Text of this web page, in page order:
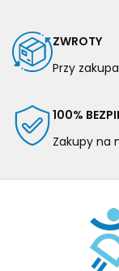
ZWROTY
Przy
100%
Zakupy na